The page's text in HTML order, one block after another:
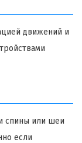
движений и
спины или шеи
если